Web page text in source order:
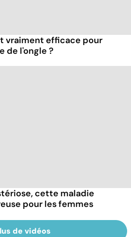
vraiment efficace pour
de l'ongle ?
cette maladie
pour les femmes
de vidéos